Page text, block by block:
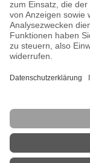
ARTIKEL
SHOP-